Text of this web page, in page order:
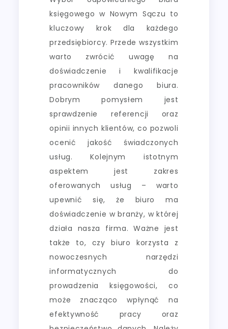
księgowego w Nowym Sączu to
kluczowy krok dla każdego
przedsiębiorcy. Przede wszystkim
warto zwrócić uwagę na
doświadczenie i kwalifikacje
pracowników danego biura.
Dobrym pomysłem jest
sprawdzenie referencji oraz
opinii innych klientów, co pozwoli
ocenić jakość świadczonych
usług. Kolejnym istotnym
aspektem jest zakres
oferowanych usług – warto
upewnić się, że biuro ma
doświadczenie w branży, w której
działa nasza firma. Ważne jest
także to, czy biuro korzysta z
nowoczesnych narzędzi
informatycznych do
prowadzenia księgowości, co
może znacząco wpłynąć na
efektywność pracy oraz